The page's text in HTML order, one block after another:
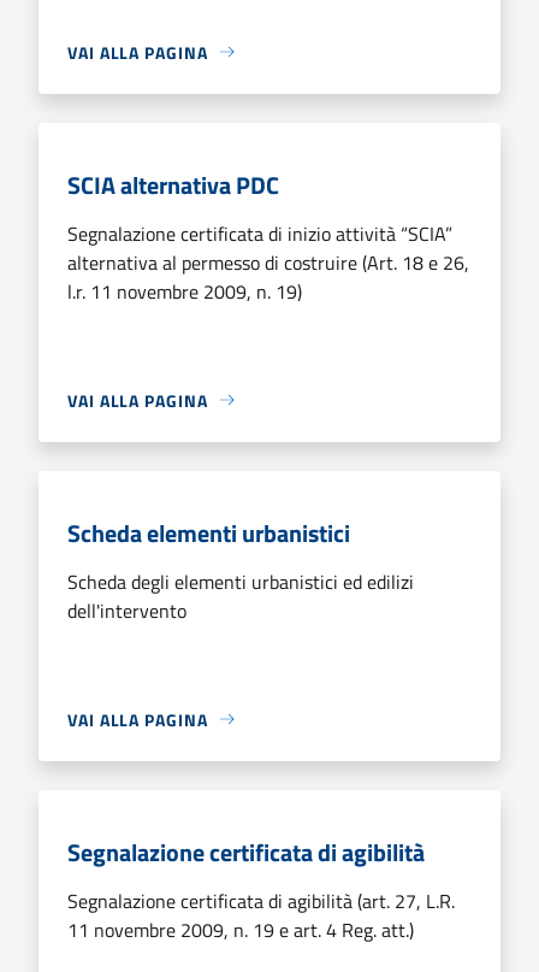
VAI ALLA PAGINA
SCIA alternativa PDC
Segnalazione certificata di inizio attività “SCIA”
alternativa al permesso di costruire (Art. 18 e 26,
l.r. 11 novembre 2009, n. 19)
VAI ALLA PAGINA
Scheda elementi urbanistici
Scheda degli elementi urbanistici ed edilizi
dell'intervento
VAI ALLA PAGINA
Segnalazione certificata di agibilità
Segnalazione certificata di agibilità (art. 27, L.R.
11 novembre 2009, n. 19 e art. 4 Reg. att.)